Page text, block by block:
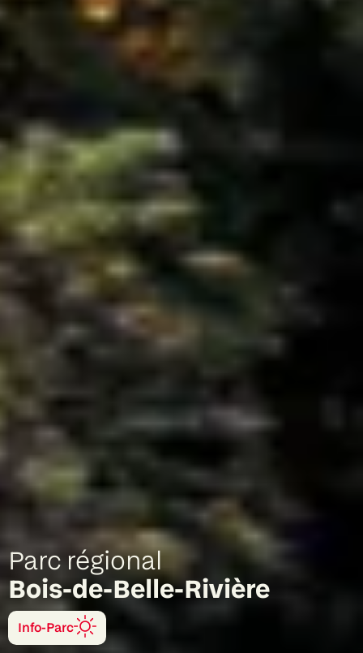
Parc régional
Bois-de-Belle-Rivière
Info-Parc